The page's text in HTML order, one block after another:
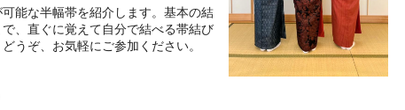
能な半幅帯を紹介します。基本の結
、直ぐに覚えて自分で結べる帯結び
うぞ、お気軽にご参加ください。
日）